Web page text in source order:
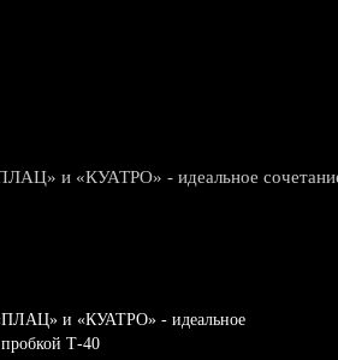
и «КУАТРО» - идеальное